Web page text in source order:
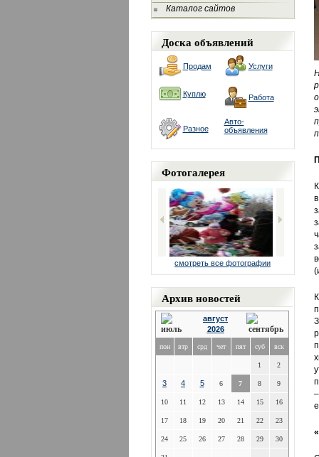
Каталог сайтов
Доска объявлений
Продам Услуги
Куплю Работа
Разное
Авто-
объявления
Фотогалерея
смотреть все фотографии
Архив новостей
август
2026
пон втр срд чет пят суб вск
1 2
3 4 5 6 7 8 9
10 11 12 13 14 15 16
17 18 19 20 21 22 23
24 25 26 27 28 29 30